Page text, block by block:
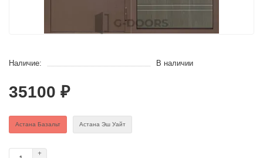
Наличие: В наличии
35100 ₽
Астана Базальт Астана Эш Уайт